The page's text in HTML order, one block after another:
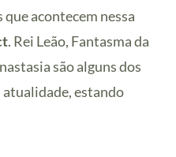
acontecem nessa
. Rei Leão, Fantasma da
são alguns dos
atualidade, estando